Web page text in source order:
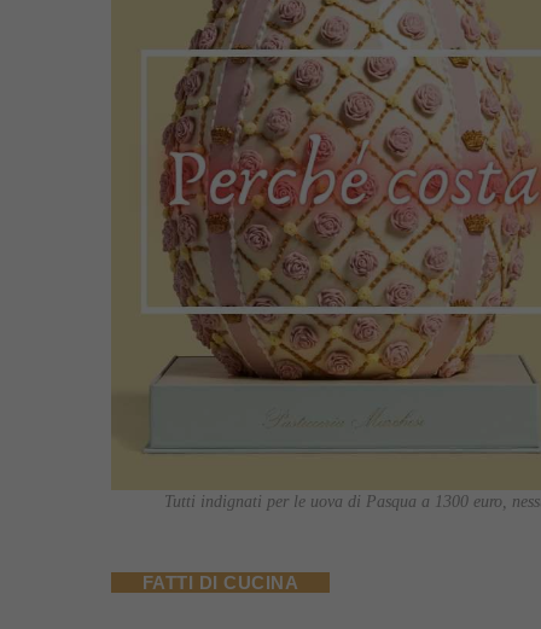
Tutti indignati per le uova di Pasqua a 1300 euro,
FATTI DI CUCINA